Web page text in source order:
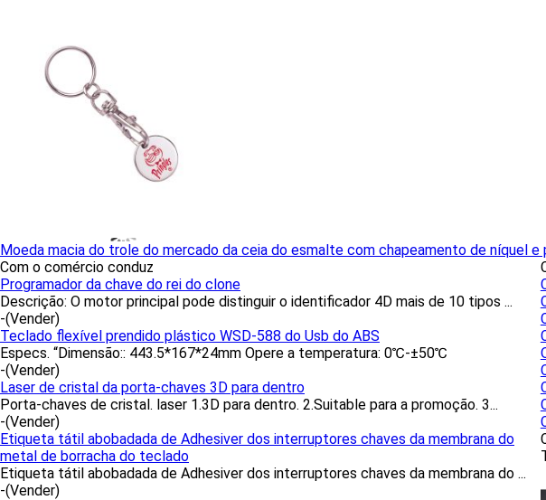
Moeda macia do trole do mercado da ceia do esmalte com chapeamento de níquel e
Com o comércio conduz
Programador da chave do rei do clone
Descrição: O motor principal pode distinguir o identificador 4D mais de 10 tipos ...
-(Vender)
Teclado flexível prendido plástico WSD-588 do Usb do ABS
Especs. “Dimensão:: 443.5*167*24mm Opere a temperatura: 0℃-±50℃
-(Vender)
Laser de cristal da porta-chaves 3D para dentro
Porta-chaves de cristal. laser 1.3D para dentro. 2.Suitable para a promoção. 3...
-(Vender)
Etiqueta tátil abobadada de Adhesiver dos interruptores chaves da membrana do
metal de borracha do teclado
Etiqueta tátil abobadada de Adhesiver dos interruptores chaves da membrana do ...
-(Vender)